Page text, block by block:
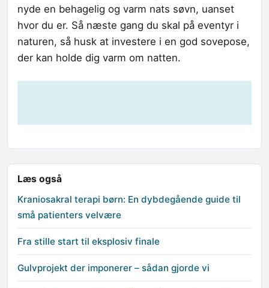
nyde en behagelig og varm nats søvn, uanset
hvor du er. Så næste gang du skal på eventyr i
naturen, så husk at investere i en god sovepose,
der kan holde dig varm om natten.
Læs også
Kraniosakral terapi børn: En dybdegående guide til
små patienters velvære
Fra stille start til eksplosiv finale
Gulvprojekt der imponerer – sådan gjorde vi